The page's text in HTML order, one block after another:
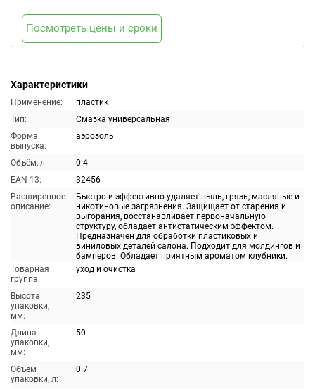
Характеристики
Применение:
пластик
Тип:
Смазка универсальная
Форма
выпуска:
аэрозоль
Объём, л:
0.4
EAN-13:
32456
Расширенное
описание:
Быстро и эффективно удаляет пыль, грязь, масляные и
никотиновые загрязнения. Защищает от старения и
выгорания, восстанавливает первоначальную
структуру, обладает антистатическим эффектом.
Предназначен для обработки пластиковых и
виниловых деталей салона. Подходит для молдингов и
бамперов. Обладает приятным ароматом клубники.
Товарная
группа:
уход и очистка
Высота
упаковки,
мм:
235
Длина
упаковки,
мм:
50
Объем
упаковки, л:
0.7
Посмотреть цены и сроки